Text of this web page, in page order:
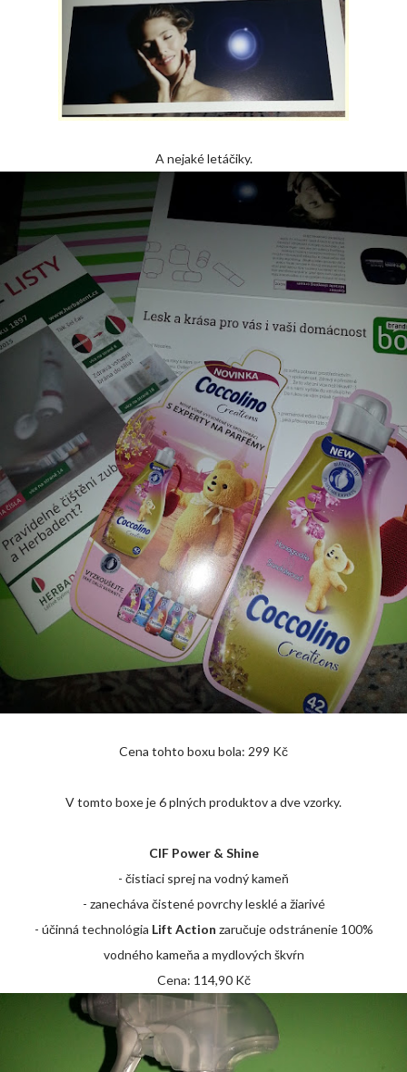
A nejaké letáčiky.
Cena tohto boxu bola: 299 Kč
V tomto boxe je 6 plných produktov a dve vzorky.
CIF Power & Shine
- čistiaci sprej na vodný kameň
- zanecháva čistené povrchy lesklé a žiarivé
- účinná technológia Lift Action zaručuje odstránenie 100%
vodného kameňa a mydlových škvŕn
Cena: 114,90 Kč